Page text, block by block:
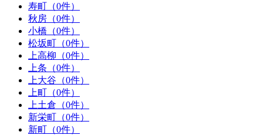
寿町（0件）
秋房（0件）
小橋（0件）
松坂町（0件）
上高柳（0件）
上条（0件）
上大谷（0件）
上町（0件）
上土倉（0件）
新栄町（0件）
新町（0件）